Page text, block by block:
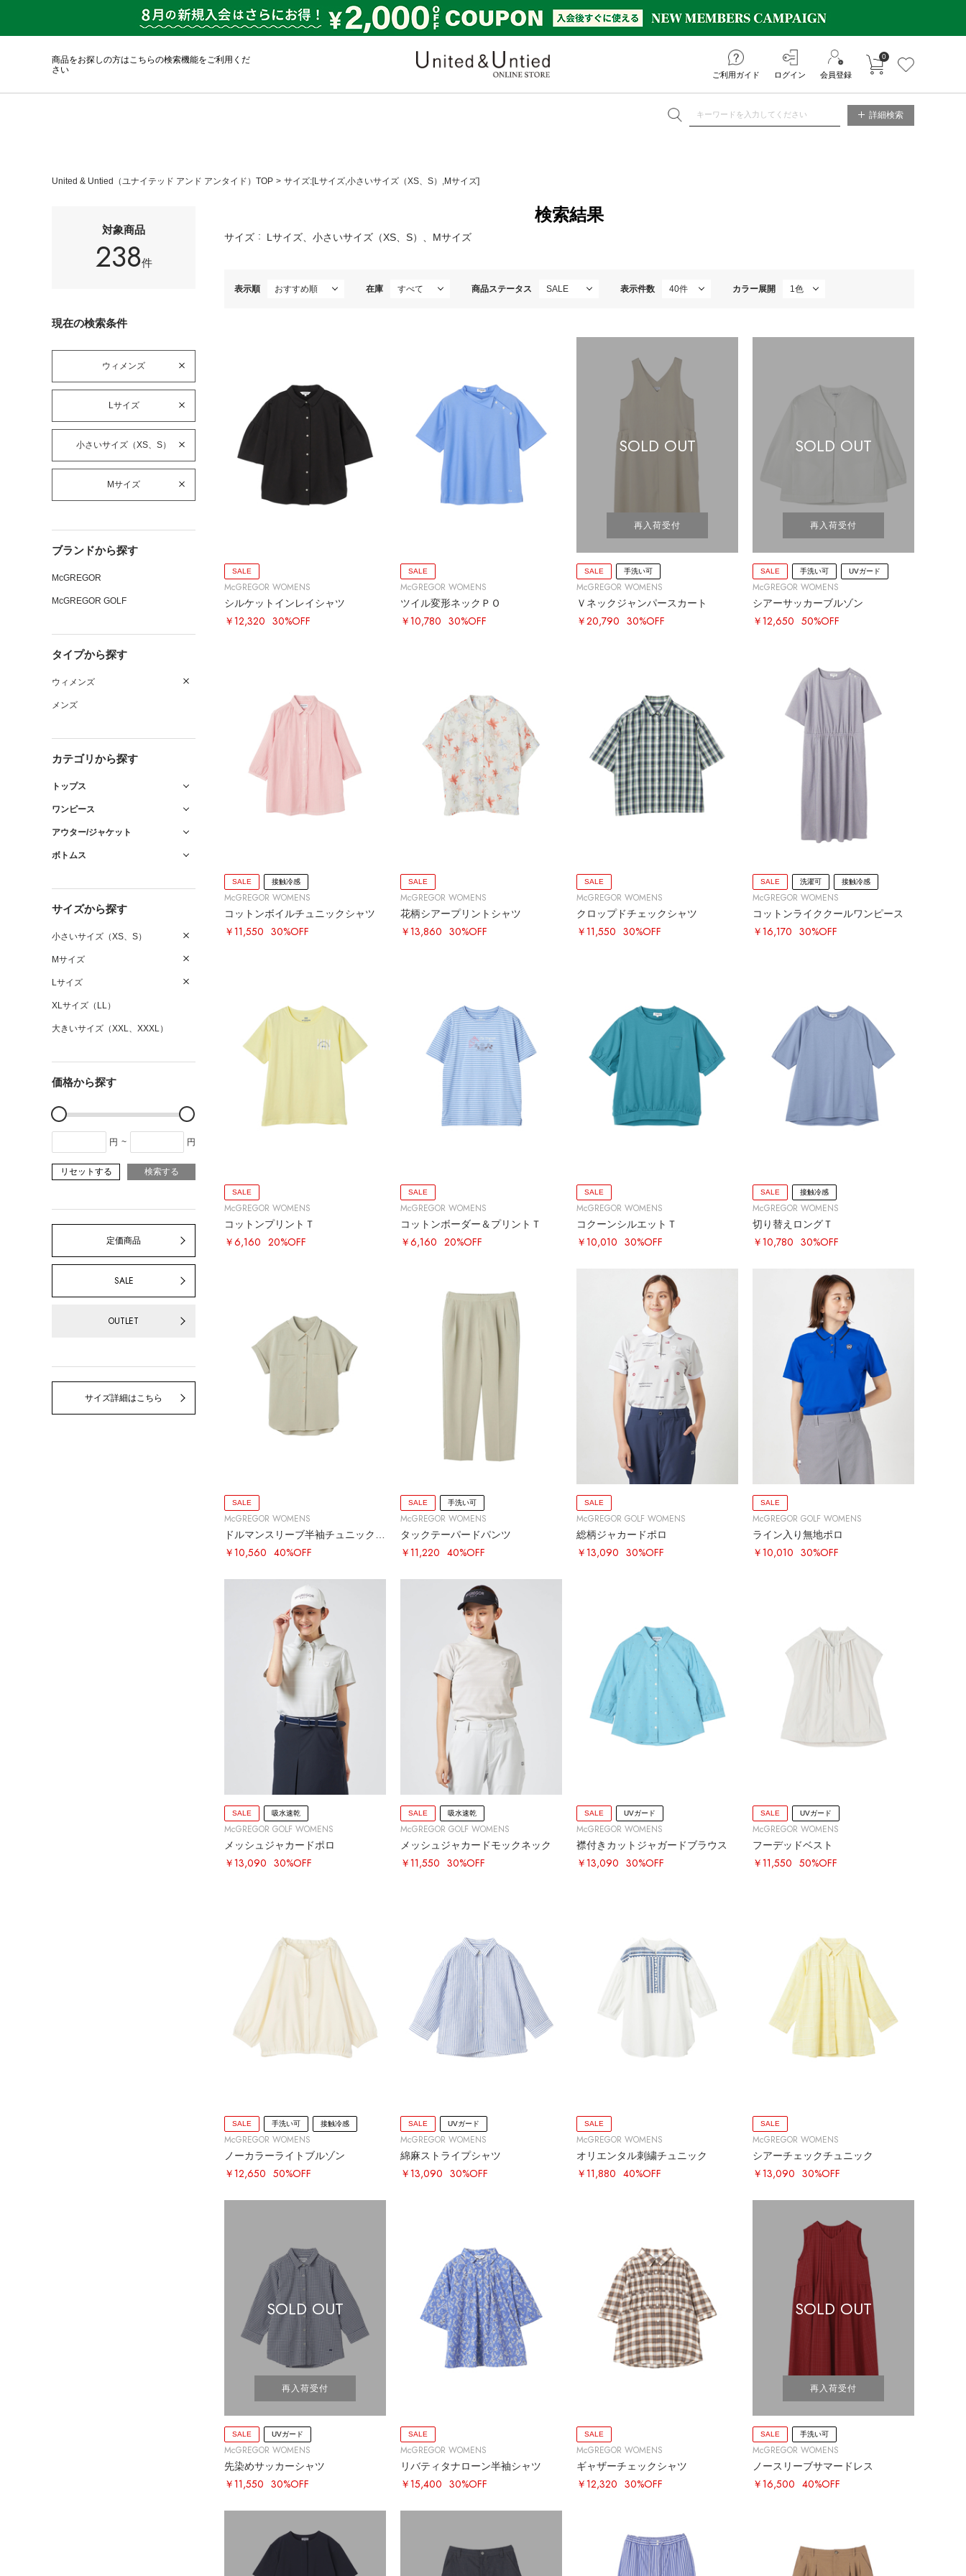
商品をお探しの方はこちらの検索機能をご利用くだ
さい
ご利用ガイド ログイン 会員登録
カートに入れる
0
詳細検索
United & Untied（ユナイテッド アンド アンタイド）TOP サイズ:[Lサイズ,小さいサイズ（XS、S）,Mサイズ]
対象商品
238件
現在の検索条件
ウィメンズ
Lサイズ
小さいサイズ（XS、S）
Mサイズ
ブランドから探す
McGREGOR
McGREGOR GOLF
タイプから探す
ウィメンズ
メンズ
カテゴリから探す
トップス
ワンピース
アウター/ジャケット
ボトムス
サイズから探す
小さいサイズ（XS、S）
Mサイズ
Lサイズ
XLサイズ（LL）
大きいサイズ（XXL、XXXL）
価格から探す
円 ~ 円
リセットする 検索する
定価商品
SALE
OUTLET
サイズ詳細はこちら
検索結果
サイズ Lサイズ、小さいサイズ（XS、S）、Mサイズ
表示順 在庫 商品ステータス 表示件数 カラー展開
SALE
McGREGOR WOMENS
シルケットインレイシャツ
￥12,320 30%OFF
SALE
McGREGOR WOMENS
ツイル変形ネックＰＯ
￥10,780 30%OFF
SOLD OUT
再入荷受付
SALE 手洗い可
McGREGOR WOMENS
Ｖネックジャンパースカート
￥20,790 30%OFF
SOLD OUT
再入荷受付
SALE 手洗い可 UVガード
McGREGOR WOMENS
シアーサッカーブルゾン
￥12,650 50%OFF
SALE 接触冷感
McGREGOR WOMENS
コットンボイルチュニックシャツ
￥11,550 30%OFF
SALE
McGREGOR WOMENS
花柄シアープリントシャツ
￥13,860 30%OFF
SALE
McGREGOR WOMENS
クロップドチェックシャツ
￥11,550 30%OFF
SALE 洗濯可 接触冷感
McGREGOR WOMENS
コットンライククールワンピース
￥16,170 30%OFF
SALE
McGREGOR WOMENS
コットンプリントＴ
￥6,160 20%OFF
SALE
McGREGOR WOMENS
コットンボーダー＆プリントＴ
￥6,160 20%OFF
SALE
McGREGOR WOMENS
コクーンシルエットＴ
￥10,010 30%OFF
SALE 接触冷感
McGREGOR WOMENS
切り替えロングＴ
￥10,780 30%OFF
SALE
McGREGOR WOMENS
￥10,560 40%OFF
SALE 手洗い可
McGREGOR WOMENS
タックテーパードパンツ
￥11,220 40%OFF
SALE
McGREGOR GOLF WOMENS
総柄ジャカードポロ
￥13,090 30%OFF
SALE
McGREGOR GOLF WOMENS
ライン入り無地ポロ
￥10,010 30%OFF
SALE 吸水速乾
McGREGOR GOLF WOMENS
メッシュジャカードポロ
￥13,090 30%OFF
SALE 吸水速乾
McGREGOR GOLF WOMENS
メッシュジャカードモックネック
￥11,550 30%OFF
SALE UVガード
McGREGOR WOMENS
襟付きカットジャガードブラウス
￥13,090 30%OFF
SALE UVガード
McGREGOR WOMENS
フーデッドベスト
￥11,550 50%OFF
SALE 手洗い可 接触冷感
McGREGOR WOMENS
ノーカラーライトブルゾン
￥12,650 50%OFF
SALE UVガード
McGREGOR WOMENS
綿麻ストライプシャツ
￥13,090 30%OFF
SALE
McGREGOR WOMENS
オリエンタル刺繍チュニック
￥11,880 40%OFF
SALE
McGREGOR WOMENS
シアーチェックチュニック
￥13,090 30%OFF
SOLD OUT
再入荷受付
SALE UVガード
McGREGOR WOMENS
先染めサッカーシャツ
￥11,550 30%OFF
SALE
McGREGOR WOMENS
リバティタナローン半袖シャツ
￥15,400 30%OFF
SALE
McGREGOR WOMENS
ギャザーチェックシャツ
￥12,320 30%OFF
SOLD OUT
再入荷受付
SALE 手洗い可
McGREGOR WOMENS
ノースリーブサマードレス
￥16,500 40%OFF